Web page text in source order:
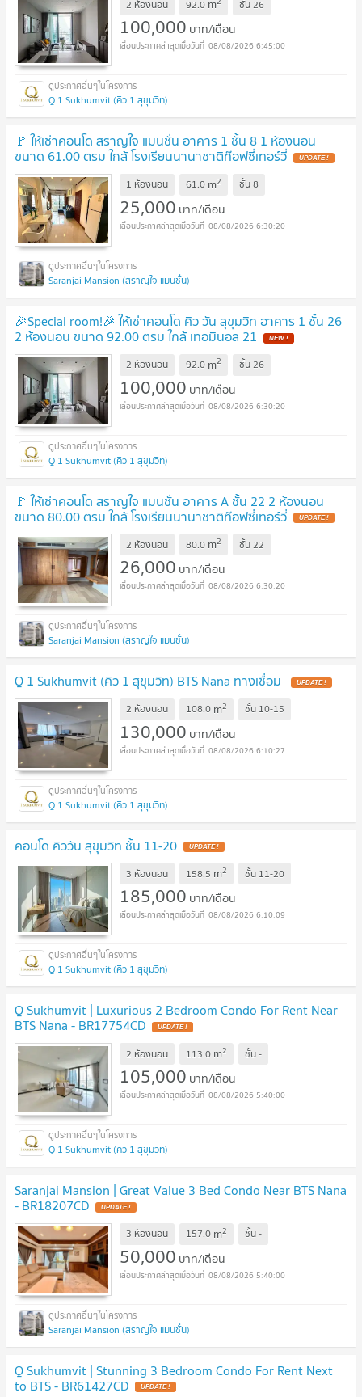
2 ห้องนอน 92.0 m ชั้น26
100,000 บาท/เดือน
08/08/2026 6:45:00
Q 1 Sukhumvit (คิว 1 สุขุมวิท)
🚩 ให้เช่าคอนโด สราญใจ แมนชั่น อาคาร 1 ชั้น 8 1 ห้องนอน
ขนาด 61.00 ตรม ใกล้ โรงเรียนนานาชาติท๊อฟซี่เทอร์วี่
1 ห้องนอน 61.0 m2 ชั้น8
25,000 บาท/เดือน
08/08/2026 6:30:20
Saranjai Mansion (สราญใจ แมนชั่น)
🎉Special room!🎉 ให้เช่าคอนโด คิว วัน สุขุมวิท อาคาร 1 ชั้น 26
2 ห้องนอน ขนาด 92.00 ตรม ใกล้ เทอมินอล 21
2 ห้องนอน 92.0 m2 ชั้น26
100,000 บาท/เดือน
08/08/2026 6:30:20
Q 1 Sukhumvit (คิว 1 สุขุมวิท)
🚩 ให้เช่าคอนโด สราญใจ แมนชั่น อาคาร A ชั้น 22 2 ห้องนอน
ขนาด 80.00 ตรม ใกล้ โรงเรียนนานาชาติท๊อฟซี่เทอร์วี่
2 ห้องนอน 80.0 m2 ชั้น22
26,000 บาท/เดือน
08/08/2026 6:30:20
Saranjai Mansion (สราญใจ แมนชั่น)
Q 1 Sukhumvit (คิว 1 สุขุมวิท) BTS Nana ทางเชื่อม
2 ห้องนอน 108.0 m2 ชั้น 10-15
130,000 บาท/เดือน
08/08/2026 6:10:27
Q 1 Sukhumvit (คิว 1 สุขุมวิท)
คอนโด คิววัน สุขุมวิท ชั้น 11-20
3 ห้องนอน 158.5 m2 ชั้น 11-20
185,000 บาท/เดือน
08/08/2026 6:10:09
Q 1 Sukhumvit (คิว 1 สุขุมวิท)
Q Sukhumvit | Luxurious 2 Bedroom Condo For Rent Near
BTS Nana - BR17754CD
2 ห้องนอน 113.0 m2 ชั้น-
105,000 บาท/เดือน
08/08/2026 5:40:00
Q 1 Sukhumvit (คิว 1 สุขุมวิท)
Saranjai Mansion | Great Value 3 Bed Condo Near BTS Nana
- BR18207CD
3 ห้องนอน 157.0 m2 ชั้น-
50,000 บาท/เดือน
08/08/2026 5:40:00
Saranjai Mansion (สราญใจ แมนชั่น)
Q Sukhumvit | Stunning 3 Bedroom Condo For Rent Next
to BTS - BR61427CD